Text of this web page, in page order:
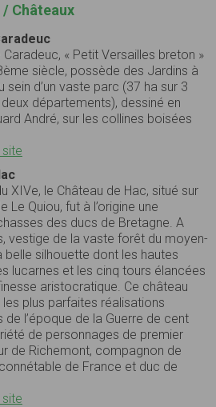
Châteaux
Caradeuc, « Petit Versailles breton »
siècle, possède des Jardins à
sein d’un vaste parc (37 ha sur 3
départements), dessiné en
André, sur les collines boisées
XIVe, le Château de Hac, situé sur
Le Quiou, fut à l’origine une
des ducs de Bretagne. A
vestige de la vaste forêt du moyen-
belle silhouette dont les hautes
lucarnes et les cinq tours élancées
aristocratique. Ce château
plus parfaites réalisations
de l’époque de la Guerre de cent
de personnages de premier
de Richemont, compagnon de
de France et duc de